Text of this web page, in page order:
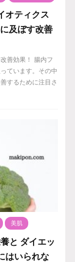
オティクス
及ぼす改善
善効果！ 腸内フ
ています。その中
するために注目さ
美肌
と ダイエッ
はいられな